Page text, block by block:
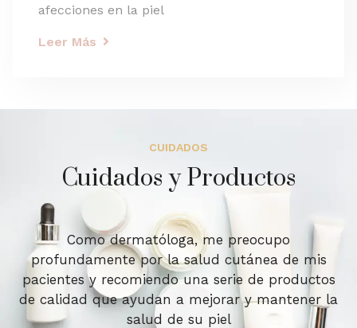
afecciones en la piel
Leer Más
CUIDADOS
Cuidados y Productos
Como dermatóloga, me preocupo
profundamente por la salud cutánea de mis
pacientes y recomiendo una serie de productos
de calidad que ayudan a mejorar y mantener la
salud de su piel